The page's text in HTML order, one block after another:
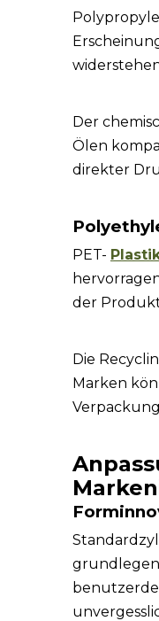
Der
Ölen
direkter
PET-
der
Die
Marken